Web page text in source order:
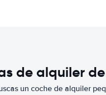
de alquiler
un coche de alquiler